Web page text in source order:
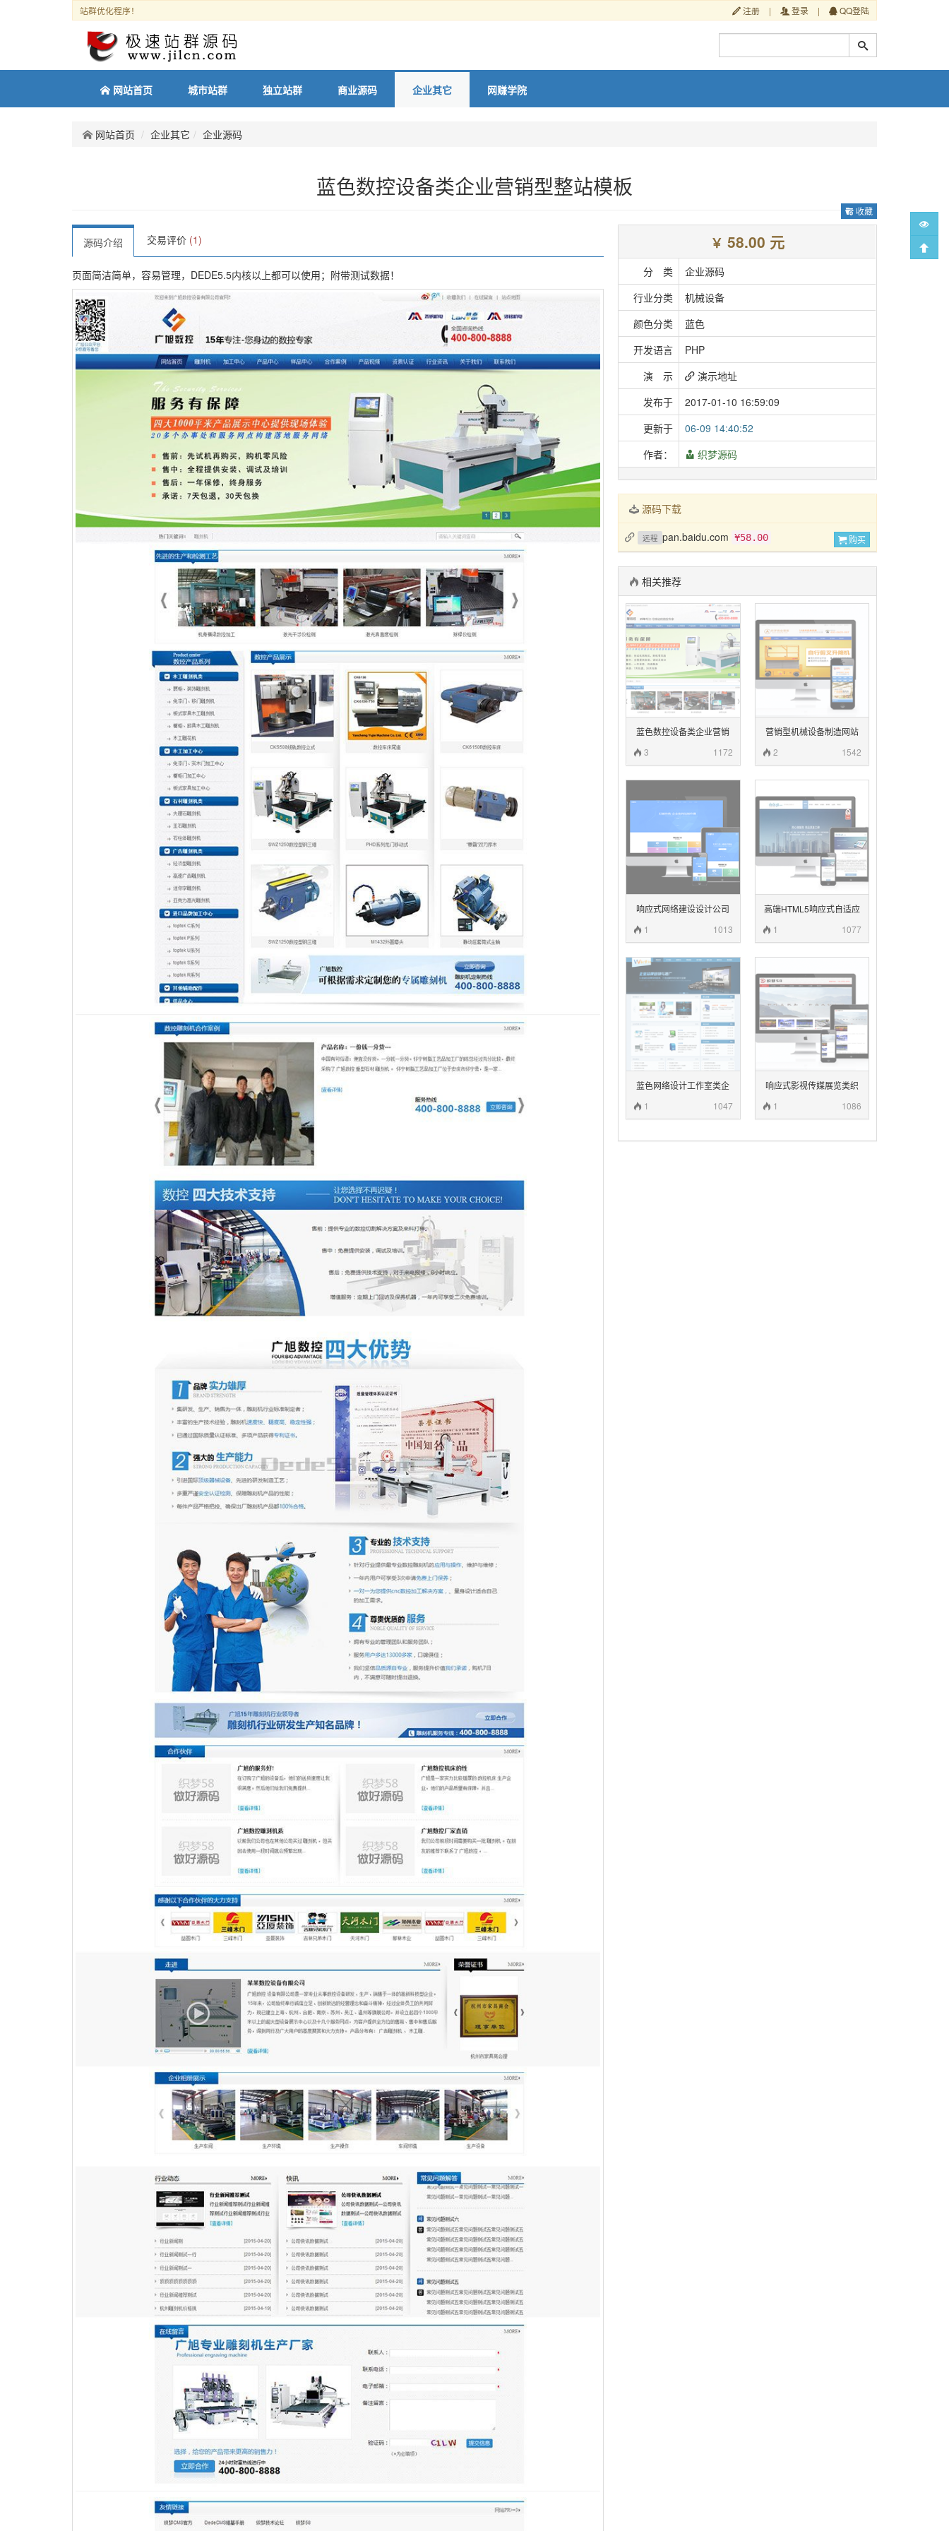
站群优化程序！ 注册 | 登录 | QQ登陆
网站首页 城市站群 独立站群 商业源码 企业其它 网赚学院
网站首页 企业其它 企业源码
蓝色数控设备类企业营销型整站模板
收藏
源码介绍 交易评价 (1)
页面简洁简单，容易管理，DEDE5.5内核以上都可以使用；附带测试数据！
￥ 58.00 元
分 类
企业源码
行业分类
机械设备
颜色分类
蓝色
开发语言
PHP
演 示
演示地址
发布于
2017-01-10 16:59:09
更新于
06-09 14:40:52
作者：
织梦源码
源码下载
购买
远程 pan.baidu.com ¥58.00
相关推荐
蓝色数控设备类企业营销
3 1172
营销型机械设备制造网站
2 1542
响应式网络建设设计公司
网站织梦模板(自适应移动
1 1013
高端HTML5响应式自适应
1 1077
蓝色网络设计工作室类企
1 1047
响应式影视传媒展览类织
1 1086